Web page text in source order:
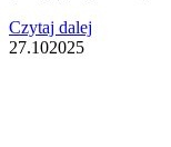
Czytaj dalej
27.102025